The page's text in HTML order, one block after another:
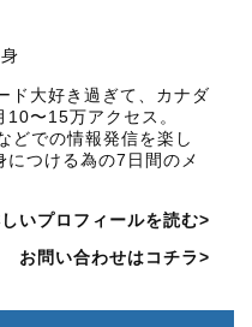
ド大好き過ぎて、カナダ
〜15万アクセス。
どでの情報発信を楽し
につける為の7日間のメ
いプロフィールを読む>
お問い合わせはコチラ>